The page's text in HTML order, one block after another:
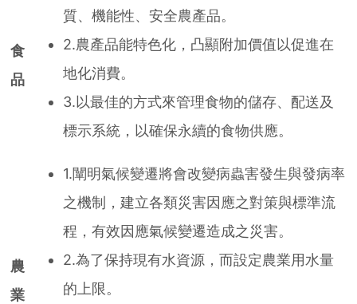
食
品
質、機能性、安全農產品。
2.農產品能特色化，凸顯附加價值以促進在
地化消費。
3.以最佳的方式來管理食物的儲存、配送及
標示系統，以確保永續的食物供應。
農
業
1.闡明氣候變遷將會改變病蟲害發生與發病率
之機制，建立各類災害因應之對策與標準流
程，有效因應氣候變遷造成之災害。
2.為了保持現有水資源，而設定農業用水量
的上限。